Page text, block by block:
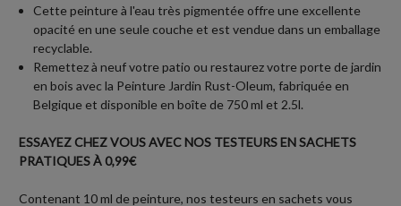
Cette peinture à l'eau très pigmentée offre une excellente
opacité en une seule couche et est vendue dans un emballage
recyclable.
Remettez à neuf votre patio ou restaurez votre porte de jardin
en bois avec la Peinture Jardin Rust-Oleum, fabriquée en
Belgique et disponible en boîte de 750 ml et 2.5l.
ESSAYEZ CHEZ VOUS AVEC NOS TESTEURS EN SACHETS
PRATIQUES À 0,99€
Contenant 10 ml de peinture, nos testeurs en sachets vous